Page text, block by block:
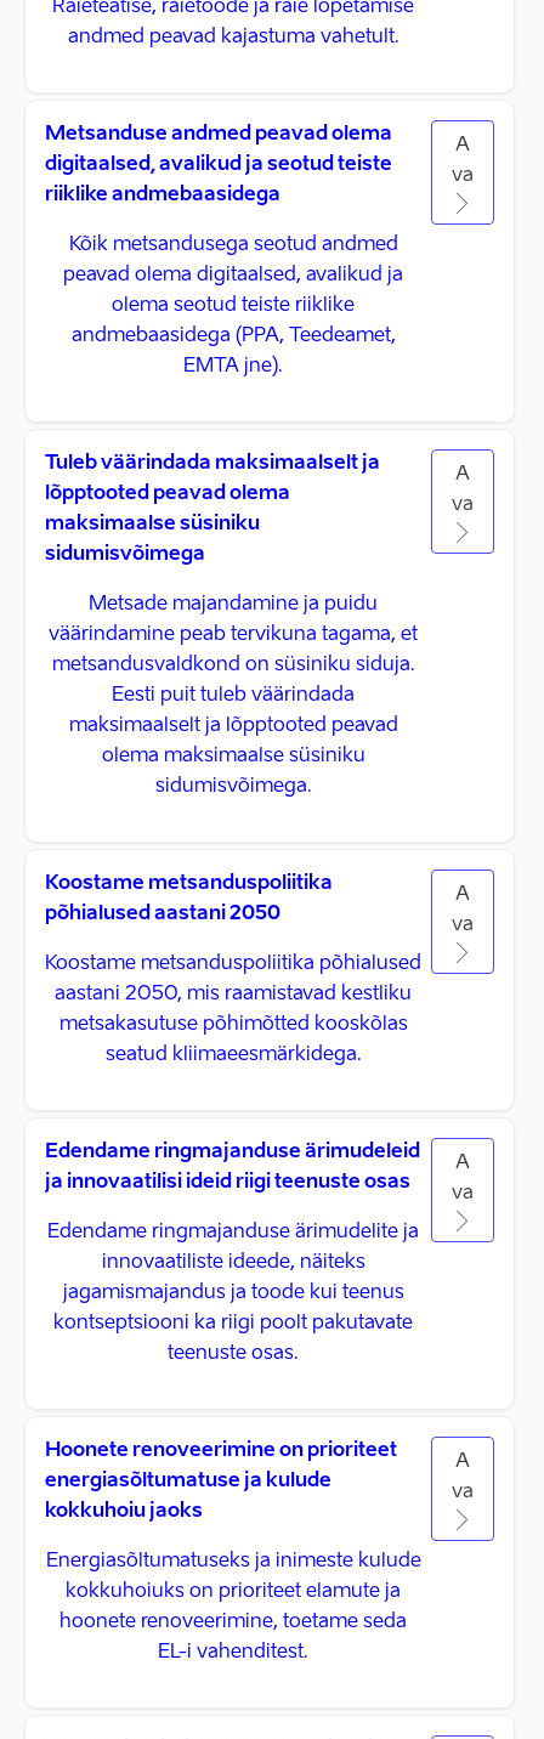
Raieteatise, raietööde ja raie lõpetamise
andmed peavad kajastuma vahetult.
Metsanduse andmed peavad olema
digitaalsed, avalikud ja seotud teiste
riiklike andmebaasidega
Kõik metsandusega seotud andmed
peavad olema digitaalsed, avalikud ja
olema seotud teiste riiklike
andmebaasidega (PPA, Teedeamet,
EMTA jne).
A
va
Tuleb väärindada maksimaalselt ja
lõpptooted peavad olema
maksimaalse süsiniku
sidumisvõimega
Metsade majandamine ja puidu
väärindamine peab tervikuna tagama, et
metsandusvaldkond on süsiniku siduja.
Eesti puit tuleb väärindada
maksimaalselt ja lõpptooted peavad
olema maksimaalse süsiniku
sidumisvõimega.
A
va
Koostame metsanduspoliitika
põhialused aastani 2050
Koostame metsanduspoliitika põhialused
aastani 2050, mis raamistavad kestliku
metsakasutuse põhimõtted kooskõlas
seatud kliimaeesmärkidega.
A
va
Edendame ringmajanduse ärimudeleid
ja innovaatilisi ideid riigi teenuste osas
Edendame ringmajanduse ärimudelite ja
innovaatiliste ideede, näiteks
jagamismajandus ja toode kui teenus
kontseptsiooni ka riigi poolt pakutavate
teenuste osas.
A
va
Hoonete renoveerimine on prioriteet
energiasõltumatuse ja kulude
kokkuhoiu jaoks
Energiasõltumatuseks ja inimeste kulude
kokkuhoiuks on prioriteet elamute ja
hoonete renoveerimine, toetame seda
EL-i vahenditest.
A
va